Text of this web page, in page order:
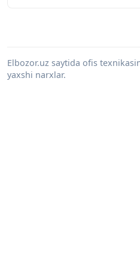
Elbozor.uz saytida ofis
yaxshi narxlar.